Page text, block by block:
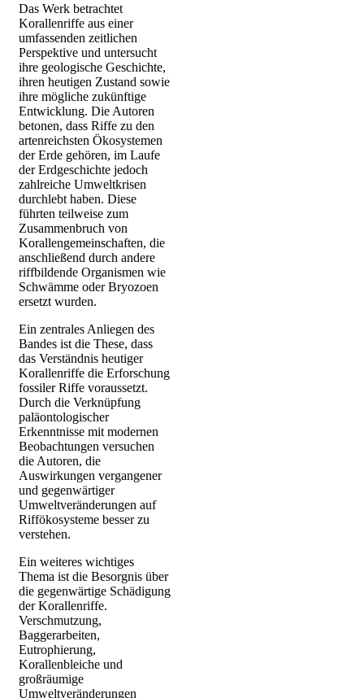
Das Werk betrachtet
Korallenriffe aus einer
umfassenden zeitlichen
Perspektive und untersucht
ihre geologische Geschichte,
ihren heutigen Zustand sowie
ihre mögliche zukünftige
Entwicklung. Die Autoren
betonen, dass Riffe zu den
artenreichsten Ökosystemen
der Erde gehören, im Laufe
der Erdgeschichte jedoch
zahlreiche Umweltkrisen
durchlebt haben. Diese
führten teilweise zum
Zusammenbruch von
Korallengemeinschaften, die
anschließend durch andere
riffbildende Organismen wie
Schwämme oder Bryozoen
ersetzt wurden.
Ein zentrales Anliegen des
Bandes ist die These, dass
das Verständnis heutiger
Korallenriffe die Erforschung
fossiler Riffe voraussetzt.
Durch die Verknüpfung
paläontologischer
Erkenntnisse mit modernen
Beobachtungen versuchen
die Autoren, die
Auswirkungen vergangener
und gegenwärtiger
Umweltveränderungen auf
Riffökosysteme besser zu
verstehen.
Ein weiteres wichtiges
Thema ist die Besorgnis über
die gegenwärtige Schädigung
der Korallenriffe.
Verschmutzung,
Baggerarbeiten,
Eutrophierung,
Korallenbleiche und
großräumige
Umweltveränderungen